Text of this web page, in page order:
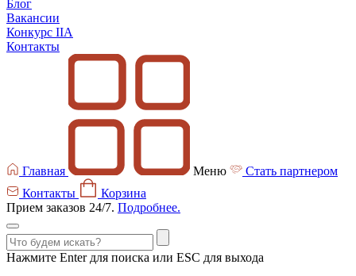
Блог
Вакансии
Конкурс IIA
Контакты
Главная Меню
Стать партнером
Контакты
Корзина
Прием заказов 24/7. Подробнее.
Нажмите Enter для поиска или ESC для выхода